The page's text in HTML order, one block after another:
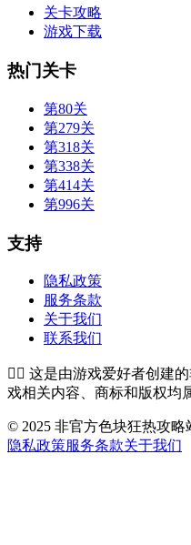
关卡攻略
游戏下载
热门关卡
第80关
第279关
第318关
第338关
第414关
第996关
支持
隐私政策
服务条款
关于我们
联系我们
👉🏻 这是由游戏爱好者创建
戏相关内容、商标和版权均
© 2025 非官方色块狂热攻
隐私政策服务条款关于我们